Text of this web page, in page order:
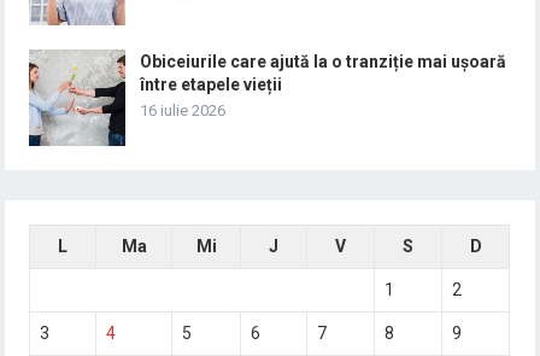
Obiceiurile care ajută la o tranziție mai ușoară
între etapele vieții
16 iulie 2026
L Ma Mi J V S D
1 2
3 4 5 6 7 8 9